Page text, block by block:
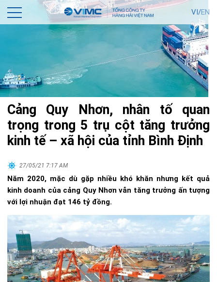
VI/EN
Cảng Quy Nhơn, nhân tố quan
trọng trong 5 trụ cột tăng trưởng
kinh tế – xã hội của tỉnh Bình Định
27/05/21 7:17 AM
Năm 2020, mặc dù gặp nhiều khó khăn nhưng kết quả
kinh doanh của cảng Quy Nhơn vẫn tăng trưởng ấn tượng
với lợi nhuận đạt 146 tỷ đồng.